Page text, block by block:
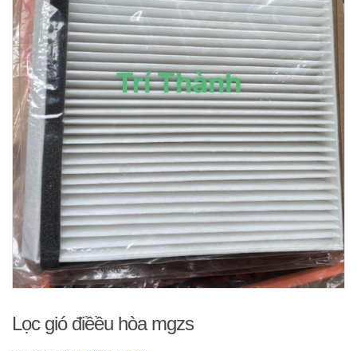
Lọc gió điềều hòa mgzs